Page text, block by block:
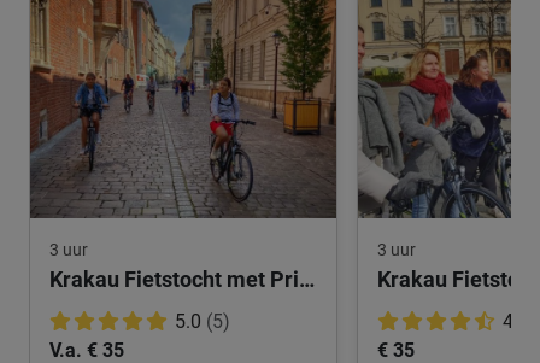
3 uur
Krakau Fietstocht met Privegids
5.0 (5)
V.a. € 35
3 uur
4.9
€ 35